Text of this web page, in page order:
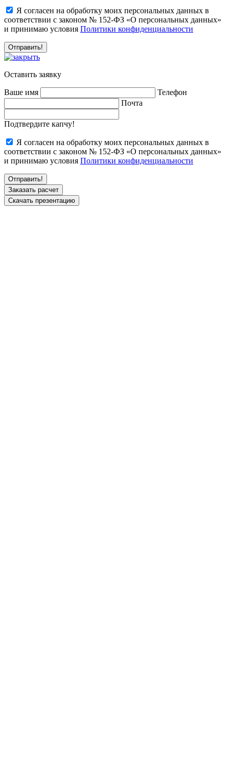
Я согласен на обработку моих персональных данных в
соответствии с законом № 152-ФЗ «О персональных данных»
и принимаю условия Политики конфиденциальности
Оставить заявку
Ваше имя
Телефон
Почта
Подтвердите капчу!
Я согласен на обработку моих персональных данных в
соответствии с законом № 152-ФЗ «О персональных данных»
и принимаю условия Политики конфиденциальности
Заказать расчет
Скачать презентацию